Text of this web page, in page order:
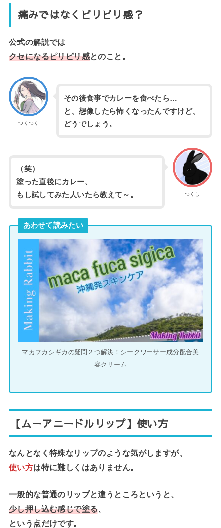
痛みではなくピリピリ感？
公式の解説では
クセになるピリピリ感とのこと。
つくつく
その後食事でカレーを食べたら…
と、想像したら怖くなったんですけど、
どうでしょう。
つくし
（笑）
塗った直後にカレー、
もし試してみた人いたら教えて～。
あわせて読みたい
マカフカシギカの疑問２つ解決！シークワーサー成分配合美
容クリーム
【ムーアニードルリップ】使い方
なんとなく特殊なリップのような気がしますが、
使い方は特に難しくはありません。
一般的な普通のリップと違うところというと、
少し押し込む感じで塗る、
という点だけです。